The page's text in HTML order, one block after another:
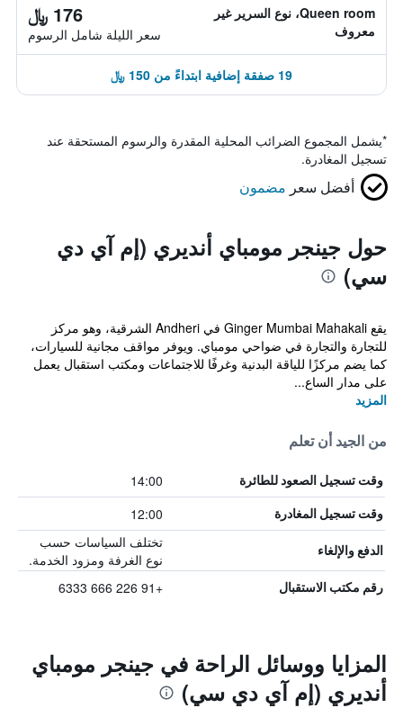
Queen room، نوع السرير غير
معروف
176 ﷼
سعر الليلة شامل الرسوم
19 صفقة إضافية ابتداءً من 150 ﷼
*يشمل المجموع الضرائب المحلية المقدرة والرسوم المستحقة عند
تسجيل المغادرة.
أفضل سعر مضمون
حول جينجر مومباي أنديري (إم آي دي
سي)
يقع Ginger Mumbai Mahakali في Andheri الشرقية، وهو مركز
للتجارة والتجارة في ضواحي مومباي. ويوفر مواقف مجانية للسيارات،
كما يضم مركزًا للياقة البدنية وغرفًا للاجتماعات ومكتب استقبال يعمل
على مدار الساع...
المزيد
من الجيد أن تعلم
وقت تسجيل الصعود للطائرة 14:00
وقت تسجيل المغادرة 12:00
الدفع والإلغاء
تختلف السياسات حسب
نوع الغرفة ومزود الخدمة.
رقم مكتب الاستقبال +91 226 666 6333
المزايا ووسائل الراحة في جينجر مومباي
أنديري (إم آي دي سي)